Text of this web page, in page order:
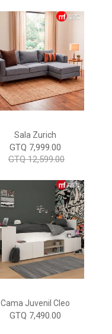
Sala Zurich
GTQ 7,999.00
GTQ 12,599.00
Cama Juvenil Cleo
GTQ 7,490.00